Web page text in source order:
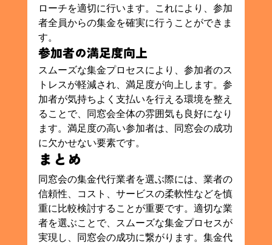
ローチを適切に行います。これにより、参加
者全員からの集金を確実に行うことができま
す。
参加者の満足度向上
スムーズな集金プロセスにより、参加者のス
トレスが軽減され、満足度が向上します。参
加者が気持ちよく支払いを行える環境を整え
ることで、同窓会全体の雰囲気も良好になり
ます。満足度の高い参加者は、同窓会の成功
に欠かせない要素です。
まとめ
同窓会の集金代行業者を選ぶ際には、業者の
信頼性、コスト、サービスの柔軟性などを慎
重に比較検討することが重要です。適切な業
者を選ぶことで、スムーズな集金プロセスが
実現し、同窓会の成功に繋がります。集金代